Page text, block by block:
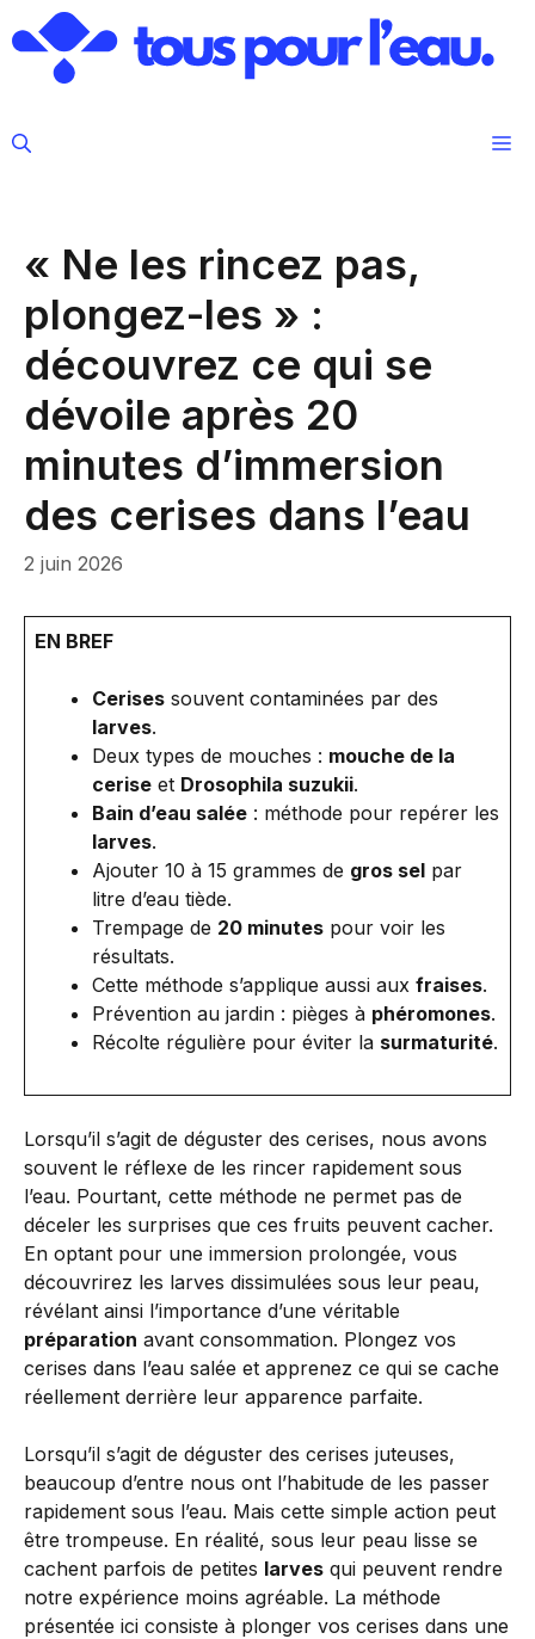
au
contenu
« Ne les rincez pas,
plongez-les » :
découvrez ce qui se
dévoile après 20
minutes d’immersion
des cerises dans l’eau
2 juin 2026
EN BREF
Cerises souvent contaminées par des
larves.
Deux types de mouches : mouche de la
cerise et Drosophila suzukii.
Bain d’eau salée : méthode pour repérer les
larves.
Ajouter 10 à 15 grammes de gros sel par
litre d’eau tiède.
Trempage de 20 minutes pour voir les
résultats.
Cette méthode s’applique aussi aux fraises.
Prévention au jardin : pièges à phéromones.
Récolte régulière pour éviter la surmaturité.
Lorsqu’il s’agit de déguster des cerises, nous avons
souvent le réflexe de les rincer rapidement sous
l’eau. Pourtant, cette méthode ne permet pas de
déceler les surprises que ces fruits peuvent cacher.
En optant pour une immersion prolongée, vous
découvrirez les larves dissimulées sous leur peau,
révélant ainsi l’importance d’une véritable
préparation avant consommation. Plongez vos
cerises dans l’eau salée et apprenez ce qui se cache
réellement derrière leur apparence parfaite.
Lorsqu’il s’agit de déguster des cerises juteuses,
beaucoup d’entre nous ont l’habitude de les passer
rapidement sous l’eau. Mais cette simple action peut
être trompeuse. En réalité, sous leur peau lisse se
cachent parfois de petites larves qui peuvent rendre
notre expérience moins agréable. La méthode
présentée ici consiste à plonger vos cerises dans une